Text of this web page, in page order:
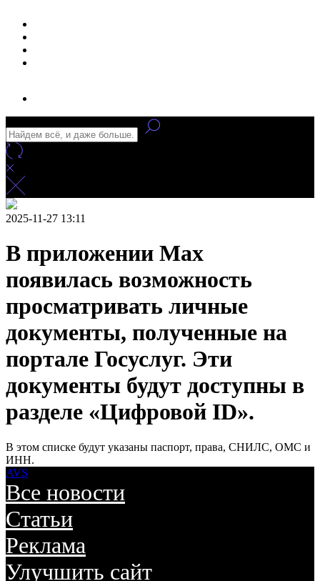
2025-11-27 13:11
В приложении Max
появилась возможность
просматривать личные
документы, полученные на
портале Госуслуг. Эти
документы будут доступны в
разделе «Цифровой ID».
В этом списке будут указаны паспорт, права, СНИЛС, ОМС и
ИНН.
AVS
Все новости
Статьи
Реклама
Улучшить сайт